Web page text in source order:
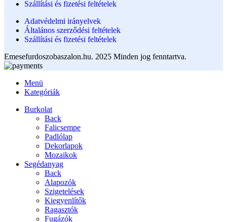
Szállítási és fizetési feltételek
Adatvédelmi irányelvek
Általános szerződési feltételek
Szállítási és fizetési feltételek
Emesefurdoszobaszalon.hu. 2025 Minden jog fenntartva.
Menü
Kategóriák
Burkolat
Back
Falicsempe
Padlólap
Dekorlapok
Mozaikok
Segédanyag
Back
Alapozók
Szigetelések
Kiegyenlítők
Ragasztók
Fugázók